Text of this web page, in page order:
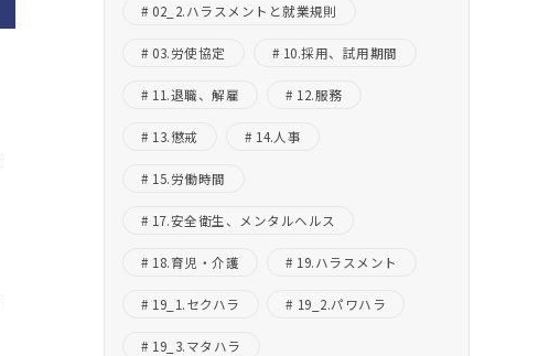
02_2.ハラスメントと就業規則
03.労使協定 10.採用、試用期間
11.退職、解雇 12.服務
13.懲戒 14.人事
15.労働時間
17.安全衛生、メンタルヘルス
18.育児・介護 19.ハラスメント
19_1.セクハラ 19_2.パワハラ
19_3.マタハラ